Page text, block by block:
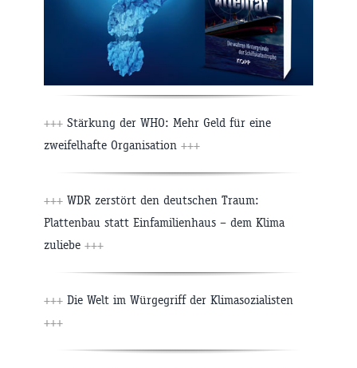
+++ Stärkung der WHO: Mehr Geld für eine
zweifelhafte Organisation +++
+++ WDR zerstört den deutschen Traum:
Plattenbau statt Einfamilienhaus – dem Klima
zuliebe +++
+++ Die Welt im Würgegriff der Klimasozialisten
+++